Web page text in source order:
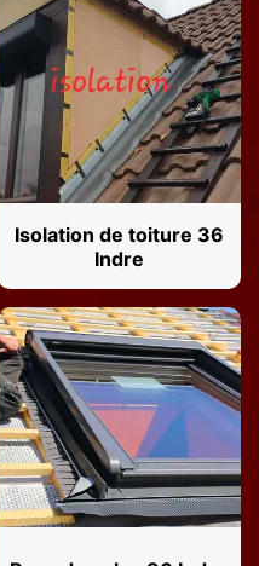
Isolation de toiture 36
Indre